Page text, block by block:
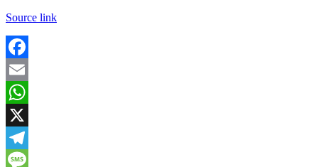
Source link
Facebook
Email
WhatsApp
X
Telegram